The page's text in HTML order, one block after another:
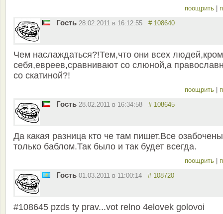
поощрить
Гость 28.02.2011 в 16:12:55 # 108640
Чем наслаждаться?!Тем,что они всех
себя,евреев,сравнивают со слюной,а
со скатиной?!
поощрить
Гость 28.02.2011 в 16:34:58 # 108645
Да какая разница кто че там пишет.Все озабочены
только баблом.Так было и так будет всегда.
поощрить
Гость 01.03.2011 в 11:00:14 # 108720
#108645 pzds ty prav...vot relno 4elovek golovoi